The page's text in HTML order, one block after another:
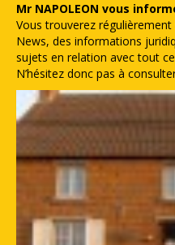
Mr NAPOLEON vous
Vous trouverez
News, des informations
sujets en relation avec tout
N’hésitez donc pas à